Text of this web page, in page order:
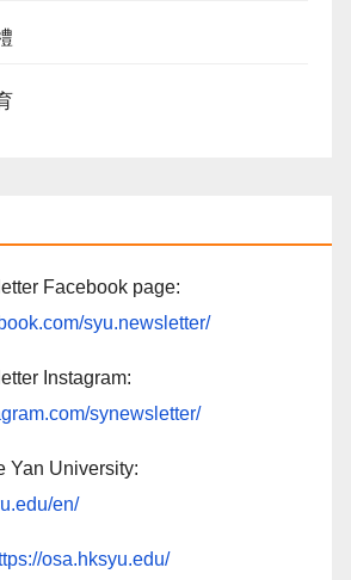
Facebook page:
syu.newsletter/
Instagram:
synewsletter/
Yan University:
en/
osa.hksyu.edu/